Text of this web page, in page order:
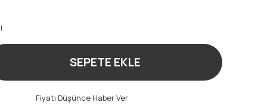
SEPETE EKLE
Fiyatı Düşünce Haber Ver